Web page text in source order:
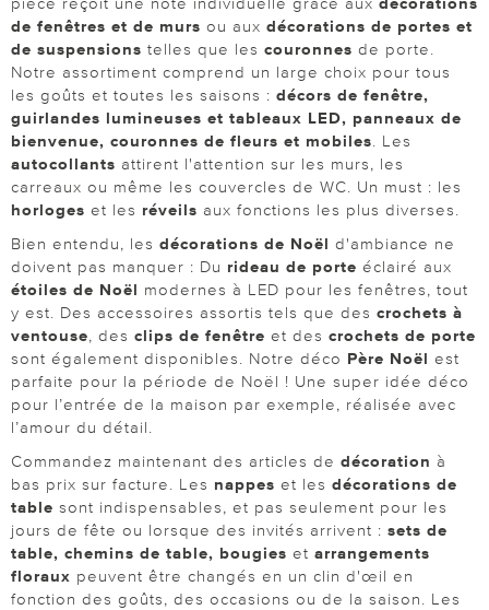
de fenêtres et de murs ou aux décorations de portes et
de suspensions telles que les couronnes de porte.
Notre assortiment comprend un large choix pour tous
les goûts et toutes les saisons : décors de fenêtre,
guirlandes lumineuses et tableaux LED, panneaux de
bienvenue, couronnes de fleurs et mobiles. Les
autocollants attirent l'attention sur les murs, les
carreaux ou même les couvercles de WC. Un must : les
horloges et les réveils aux fonctions les plus diverses.
Bien entendu, les décorations de Noël d'ambiance ne
doivent pas manquer : Du rideau de porte éclairé aux
étoiles de Noël modernes à LED pour les fenêtres, tout
y est. Des accessoires assortis tels que des crochets à
ventouse, des clips de fenêtre et des crochets de porte
sont également disponibles. Notre déco Père Noël est
parfaite pour la période de Noël ! Une super idée déco
pour l’entrée de la maison par exemple, réalisée avec
l’amour du détail.
Commandez maintenant des articles de décoration à
bas prix sur facture. Les nappes et les décorations de
table sont indispensables, et pas seulement pour les
jours de fête ou lorsque des invités arrivent : sets de
table, chemins de table, bougies et arrangements
floraux peuvent être changés en un clin d'œil en
fonction des goûts, des occasions ou de la saison. Les